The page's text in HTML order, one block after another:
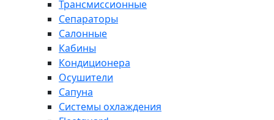
Трансмиссионные
Сепараторы
Салонные
Кабины
Кондиционера
Осушители
Сапуна
Системы охлаждения